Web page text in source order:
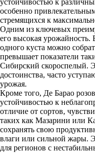
устойчивостью к
особенно
стремящихся к
Одним из ключевых
его высокая урожайность.
одного куста можно
превышает показатели
Сибирский скороспелый.
достоинства, часто
урожая.
Кроме того, Де Барао
устойчивостью к
отличие от сортов,
таких как Мазарини или
сохранять свою
влаги или сильной жары.
для регионов с